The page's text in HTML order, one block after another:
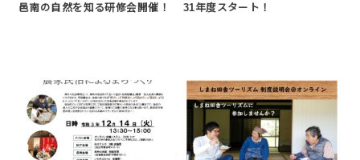
邑南の自然を知る研修会開催！ 31年度スタート！